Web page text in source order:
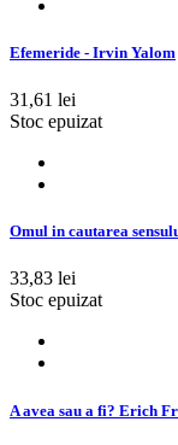
Efemeride - Irvin Yalom
31,61 lei
Stoc epuizat
Omul in cautarea
33,83 lei
Stoc epuizat
A avea sau a fi? Erich